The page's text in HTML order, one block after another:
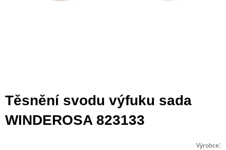
Těsnění svodu výfuku sada
WINDEROSA 823133
Výrobce: